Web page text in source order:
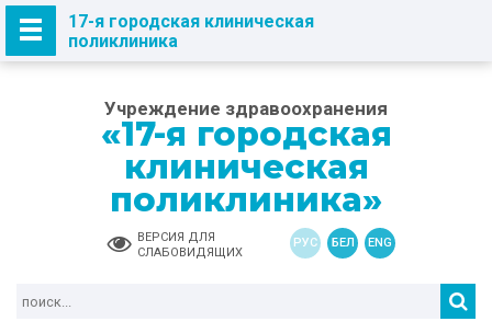
Учреждение здравоохранения
«17-я городская
клиническая
поликлиника»
ВЕРСИЯ ДЛЯ
СЛАБОВИДЯЩИХ
РУС БЕЛ ENG
17-я городская клиническая
поликлиника